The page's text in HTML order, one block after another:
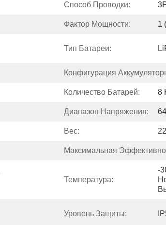
Способ Проводки:
Фактор Мощности: 1
Тип Батареи:
Конфигурация
Количество Батарей: 8
Диапазон Напряжения:
Вес:
Максимальная
Температура:
-
Уровень Защиты: